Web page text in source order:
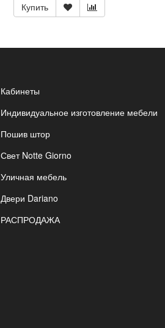
Купить
Кабинеты
Индивидуальное изготовление мебели
Пошив штор
Свет Notte Giorno
Уличная мебель
Двери Dariano
РАСПРОДАЖА